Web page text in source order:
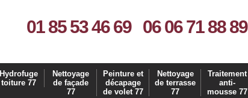
01 85 53 46 69 06 06 71 88 89
Hydrofuge
toiture 77
Nettoyage
de façade
77
Peinture et
décapage
de volet 77
Nettoyage
de terrasse
77
Traitement
anti-
mousse 77